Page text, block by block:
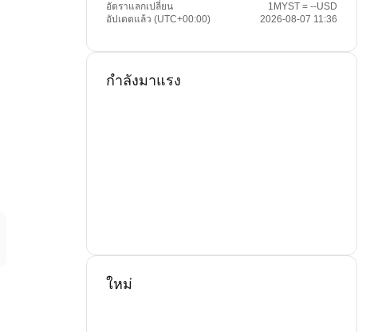
อัตราแลกเปลี่ยน
1MYST = --USD
อัปเดตแล้ว (UTC+00:00)
2026-08-07 11:36
กำลังมาแรง
ใหม่